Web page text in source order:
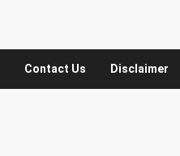
Contact Us Disclaimer